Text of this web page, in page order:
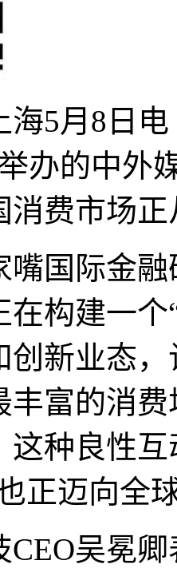
海5月8日
办的中外
消费市场
际金融
在构建一
创新业态
丰富的消
这种良性
正迈向全
吴冕卿